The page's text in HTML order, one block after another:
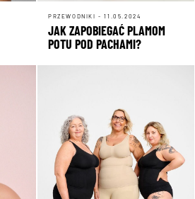
PRZEWODNIKI - 11.05.2024
JAK ZAPOBIEGAĆ PLAMOM
POTU POD PACHAMI?